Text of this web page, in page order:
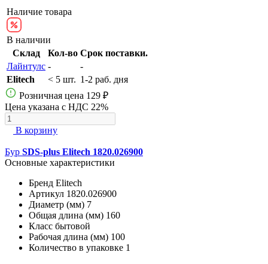
Наличие товара
В наличии
Склад
Кол-во Срок поставки.
Лайнтулс -
-
Elitech
< 5 шт. 1-2 раб. дня
Розничная цена 129 ₽
Цена указана с НДС 22%
В корзину
Бур SDS-plus Elitech 1820.026900
Основные характеристики
Бренд Elitech
Артикул 1820.026900
Диаметр (мм) 7
Общая длина (мм) 160
Класс бытовой
Рабочая длина (мм) 100
Количество в упаковке 1